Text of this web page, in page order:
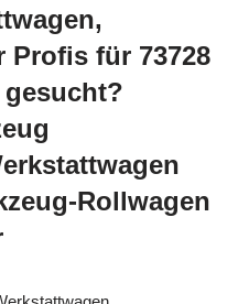
Profis für 73728
gesucht?
Rollwagen